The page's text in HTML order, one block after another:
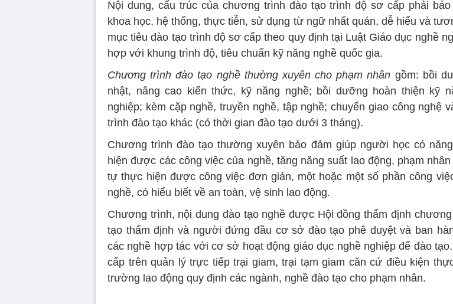
Nội dung, cấu trúc của chương trình đào tạo trình độ sơ cấp phải
khoa học, hệ thống, thực tiễn, sử dụng từ ngữ nhất quán, dễ hiểu và
mục tiêu đào tạo trình độ sơ cấp theo quy định tại Luật Giáo dục nghề
hợp với khung trình độ, tiêu chuẩn kỹ năng nghề quốc gia.
Chương trình đào tạo nghề thường xuyên cho phạm nhân gồm: bồi
nhật, nâng cao kiến thức, kỹ năng nghề; bồi dưỡng hoàn thiện kỹ
nghiệp; kèm cặp nghề, truyền nghề, tập nghề; chuyển giao công nghệ
trình đào tạo khác (có thời gian đào tạo dưới 3 tháng).
Chương trình đào tạo thường xuyên bảo đảm giúp người học có
hiện được các công việc của nghề, tăng năng suất lao động, phạm
tự thực hiện được công việc đơn giản, một hoặc một số phần công
nghề, có hiểu biết về an toàn, vệ sinh lao động.
Chương trình, nội dung đào tạo nghề được Hội đồng thẩm định
tạo thẩm định và người đứng đầu cơ sở đào tạo phê duyệt và ban
các nghề hợp tác với cơ sở hoạt động giáo dục nghề nghiệp để đào
cấp trên quản lý trực tiếp trại giam, trại tạm giam căn cứ điều kiện
trường lao động quy định các ngành, nghề đào tạo cho phạm nhân.